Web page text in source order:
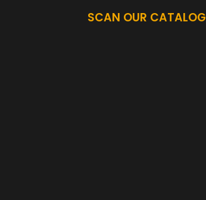
SCAN OUR CATALOG